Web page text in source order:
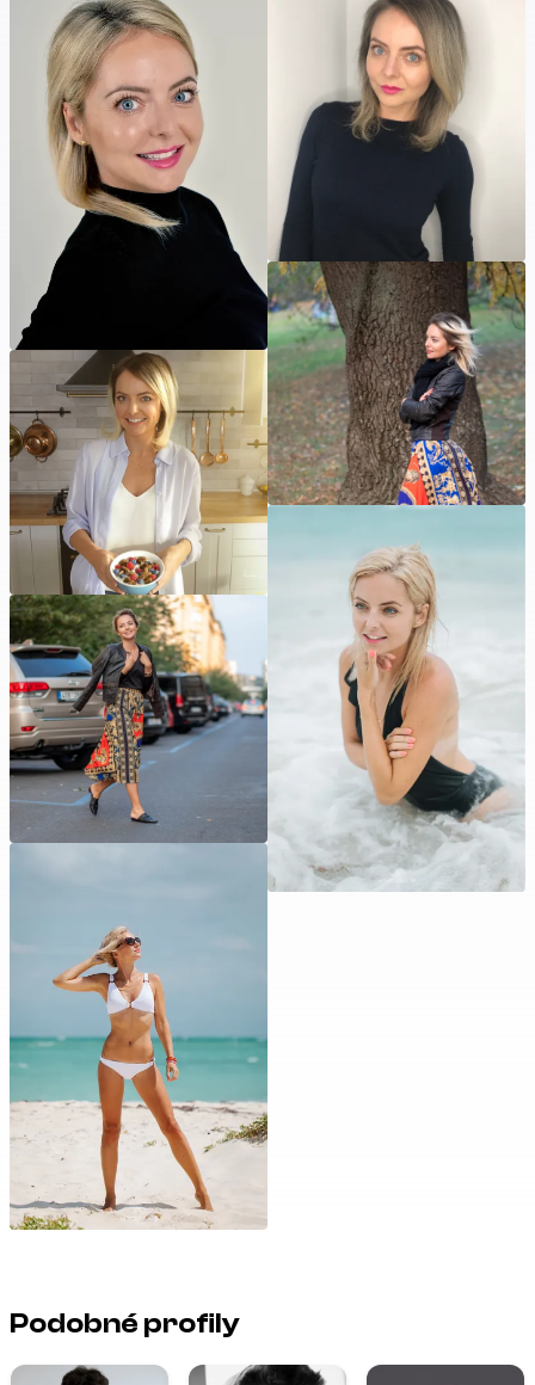
Podobné profily